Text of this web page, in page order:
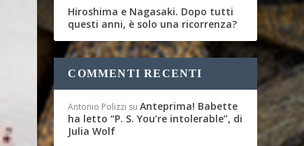
Hiroshima e Nagasaki. Dopo tutti
questi anni, è solo una ricorrenza?
COMMENTI RECENTI
Antonio Polizzi suAnteprima! Babette
ha letto “P. S. You’re intolerable”, di
Julia Wolf